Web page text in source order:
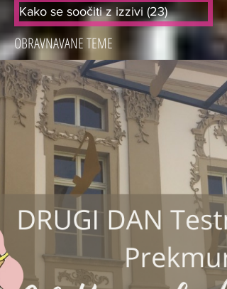
Kako se soočiti z izzivi (23)23 objav
OBRAVNAVANE TEME